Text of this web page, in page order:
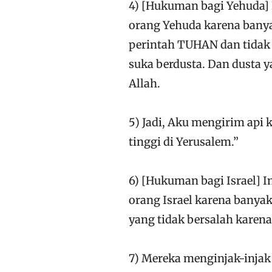
4) [Hukuman bagi
orang Yehuda karena
perintah TUHAN dan
suka berdusta. Dan dusta
Allah.
5) Jadi, Aku mengirim api
tinggi di Yerusalem.”
6) [Hukuman bagi Israel]
orang Israel karena
yang tidak bersalah
7) Mereka menginjak-